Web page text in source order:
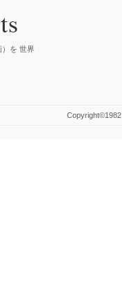
を 世界